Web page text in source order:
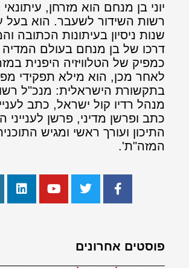
יוני בן מנחם הוא מזרחן,
רשות השידור לשעבר. הוא בעל
שנות ניסיון בעיתונות הכתובה
דרכו של בן מנחם בעולם
כמפיק של הטלוויזיה היפנית
לאחר מכן, הוא מילא תפקידי
בתקשורת הישראלית: מנכ"ל
מנהל רדיו קול ישראל, כתב
כתב ופרשן מדיני, פרשן לענייני
התיכון ועורך ראשי ומגיש
המזה"ת'.
פוסטים אחרונים